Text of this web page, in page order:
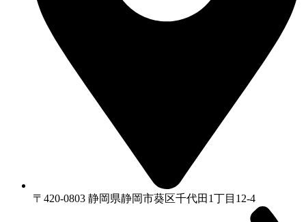
〒420-0803 静岡県静岡市葵区千代⽥1丁⽬12-4